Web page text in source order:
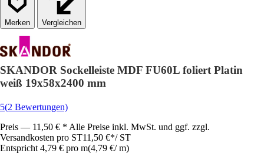
Vergleichen
SKANDOR Sockelleiste MDF FU60L foliert Platin
weiß 19x58x2400 mm
5(2 Bewertungen)
Preis — 11,50 € * Alle Preise inkl. MwSt. und ggf. zzgl.
Versandkosten pro ST11,50 €*/ ST
Entspricht 4,79 € pro m(4,79 €/ m)